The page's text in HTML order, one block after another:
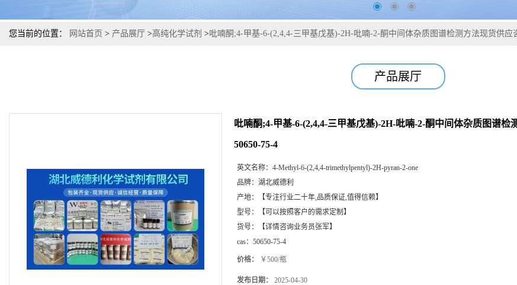
您当前的位置： 网站首页 > 产品展厅 >高纯化学试剂 >吡喃酮;4-甲基-6-(2,4,4-三甲基戊基)-2H-吡喃-2-酮中间体杂质图谱检测方法现货供应
产品展厅
吡喃酮;4-甲基-6-(2,4,4-三甲基戊基)-2H-吡喃-2-酮中间体杂质图谱检
50650-75-4
英文名称： 4-Methyl-6-(2,4,4-trimethylpentyl)-2H-pyran-2-one
品牌： 湖北威德利
产地：
【专注行业二十年,品质保证,值得信赖】
型号：
【可以按照客户的需求定制】
货号：
【详情咨询业务员张军】
cas： 50650-75-4
价格： ￥500/瓶
发布日期： 2025-04-30